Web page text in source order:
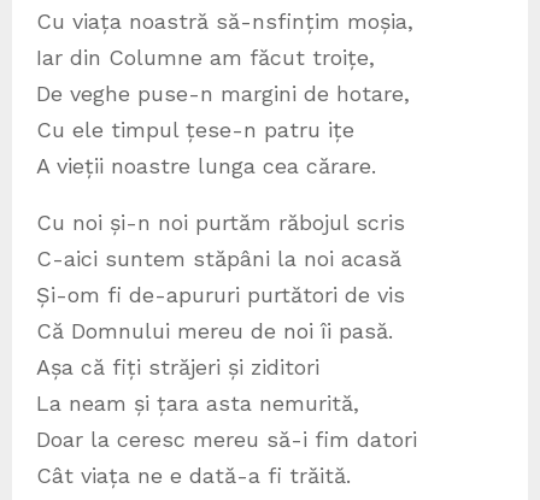
Cu viața noastră să-nsfințim moșia,
Iar din Columne am făcut troițe,
De veghe puse-n margini de hotare,
Cu ele timpul țese-n patru ițe
A vieții noastre lunga cea cărare.
Cu noi și-n noi purtăm răbojul scris
C-aici suntem stăpâni la noi acasă
Și-om fi de-apururi purtători de vis
Că Domnului mereu de noi îi pasă.
Așa că fiți străjeri și ziditori
La neam și țara asta nemurită,
Doar la ceresc mereu să-i fim datori
Cât viața ne e dată-a fi trăită.